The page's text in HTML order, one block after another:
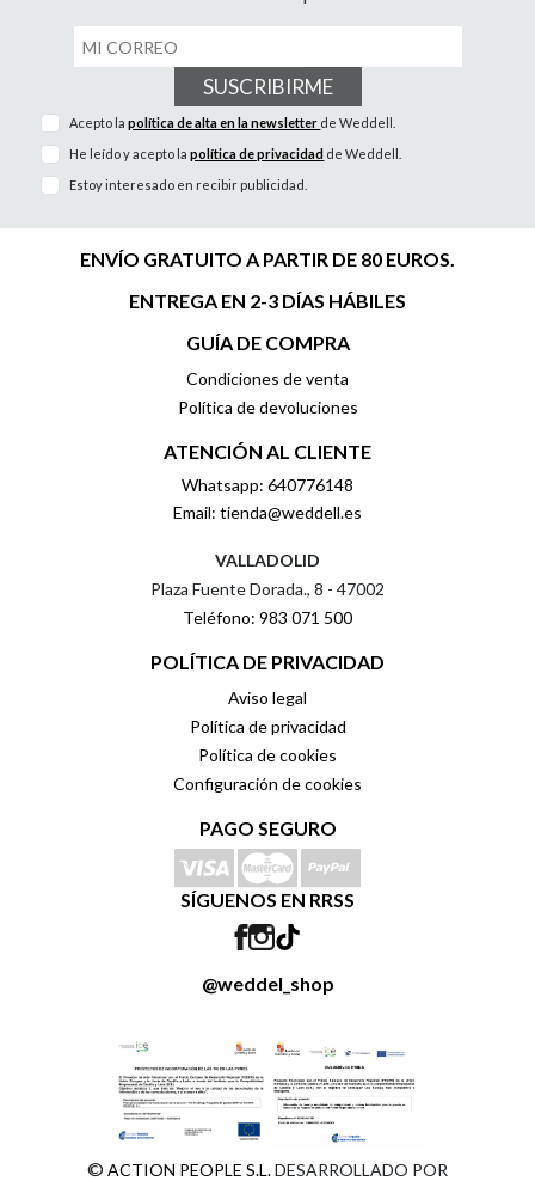
SUSCRIBIRME
Acepto lapolítica de alta en la newsletter de Weddell.
He leído y acepto lapolítica de privacidad de Weddell.
Estoy interesado en recibir publicidad.
ENVÍO GRATUITO A PARTIR DE 80 EUROS.
ENTREGA EN 2-3 DÍAS HÁBILES
GUÍA DE COMPRA
Condiciones de venta
Política de devoluciones
ATENCIÓN AL CLIENTE
Whatsapp: 640776148
Email: tienda@weddell.es
VALLADOLID
Plaza Fuente Dorada., 8 - 47002
Teléfono: 983 071 500
POLÍTICA DE PRIVACIDAD
Aviso legal
Política de privacidad
Política de cookies
Configuración de cookies
PAGO SEGURO
SÍGUENOS EN RRSS
@weddel_shop
© ACTION PEOPLE S.L.DESARROLLADO POR